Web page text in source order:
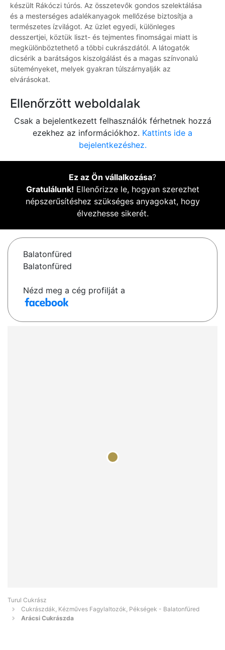
készült Rákóczi túrós. Az összetevők gondos szelektálása
és a mesterséges adalékanyagok mellőzése biztosítja a
természetes ízvilágot. Az üzlet egyedi, különleges
desszertjei, köztük liszt- és tejmentes finomságai miatt is
megkülönböztethető a többi cukrászdától. A látogatók
dicsérik a barátságos kiszolgálást és a magas színvonalú
süteményeket, melyek gyakran túlszárnyalják az
elvárásokat.
Ellenőrzött weboldalak
Csak a bejelentkezett felhasználók férhetnek hozzá
ezekhez az információkhoz. Kattints ide a
bejelentkezéshez.
Ez az Ön vállalkozása?
Gratulálunk! Ellenőrizze le, hogyan szerezhet
népszerűsítéshez szükséges anyagokat, hogy
élvezhesse sikerét.
Balatonfüred
Balatonfüred
Nézd meg a cég profilját a
Turul Cukrász
Cukrászdák, Kézműves Fagylaltozók, Pékségek - Balatonfüred
Arácsi Cukrászda